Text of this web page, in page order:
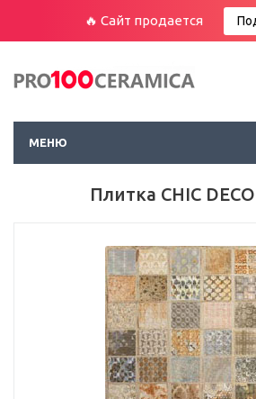
🔥 Сайт продается
МЕНЮ
Плитка CHIC